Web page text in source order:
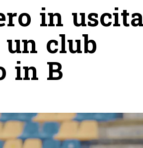
in
un club
in B